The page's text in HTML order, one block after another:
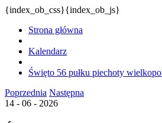
{index_ob_css}{index_ob_js}
Strona główna
Kalendarz
Święto 56 pułku piechoty
Poprzednia Następna
14 - 06 - 2026